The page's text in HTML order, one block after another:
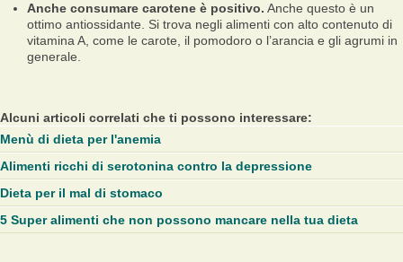
Anche consumare carotene è positivo. Anche questo è un
ottimo antiossidante. Si trova negli alimenti con alto contenuto di
vitamina A, come le carote, il pomodoro o l’arancia e gli agrumi in
generale.
Alcuni articoli correlati che ti possono interessare:
Menù di dieta per l'anemia
Alimenti ricchi di serotonina contro la depressione
Dieta per il mal di stomaco
5 Super alimenti che non possono mancare nella tua dieta